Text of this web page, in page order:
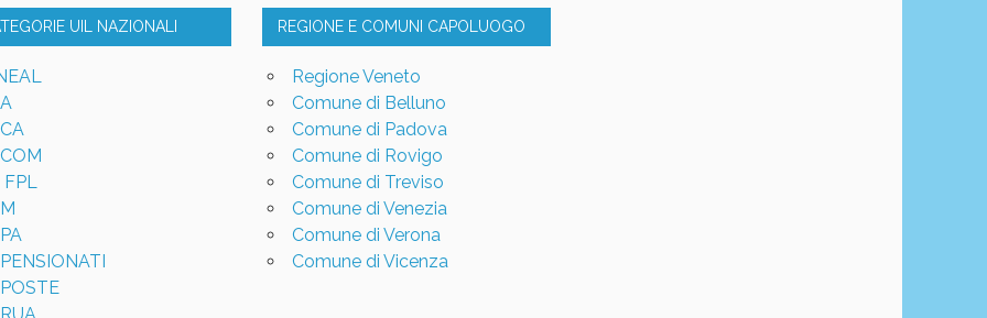
UIL NAZIONALI REGIONE E COMUNI CAPOLUOGO
Regione Veneto
Comune di Belluno
Comune di Padova
Comune di Rovigo
Comune di Treviso
Comune di Venezia
Comune di Verona
Comune di Vicenza